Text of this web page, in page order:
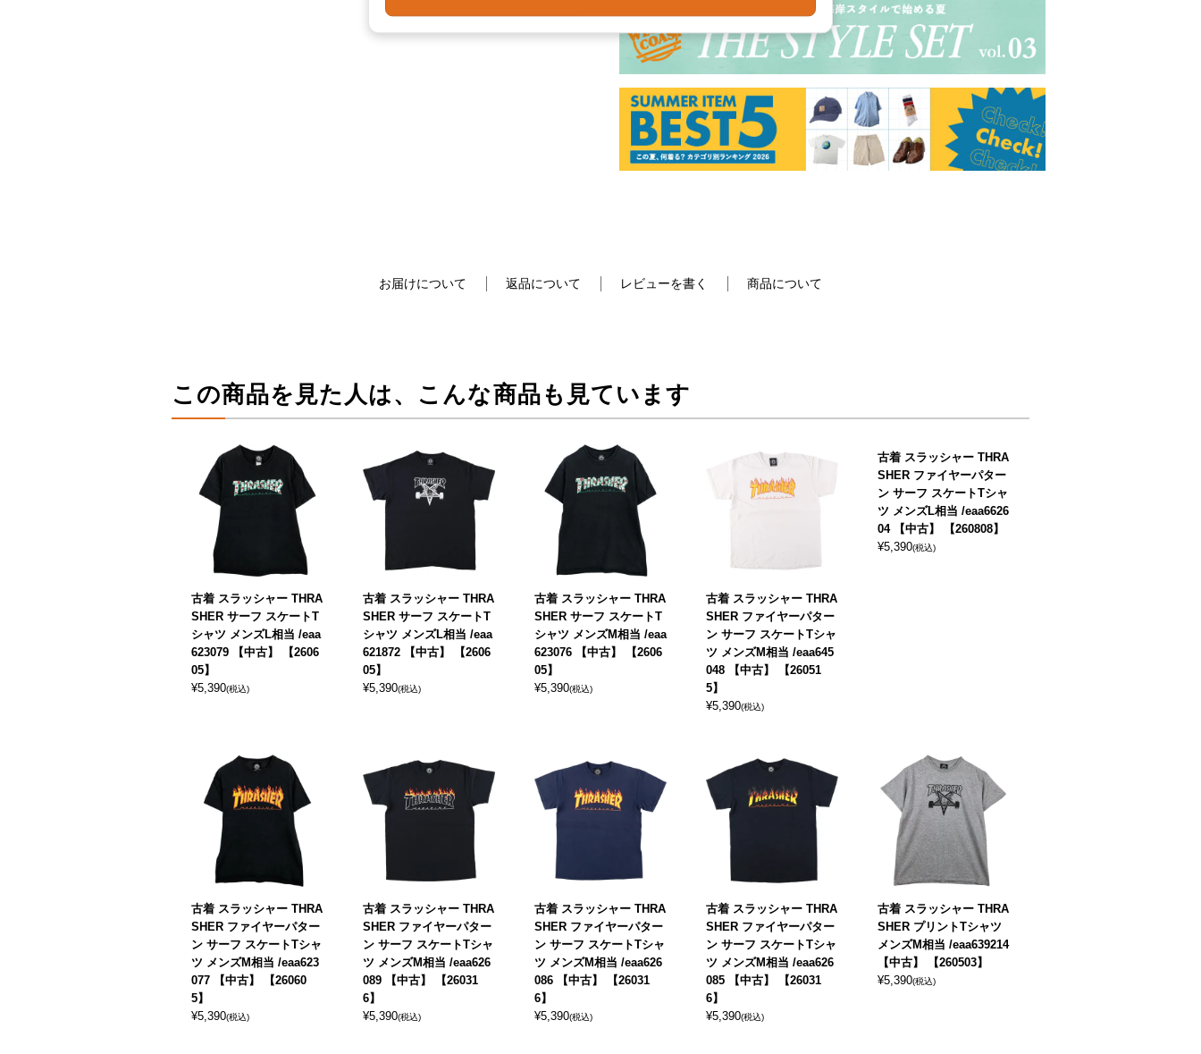
お届けについて 返品について レビューを書く 商品について
この商品を見た人は、こんな商品も見ています
古着 スラッシャー THRA
SHER サーフ スケートT
シャツ メンズL相当 /eaa
623079 【中古】 【2606
05】
¥5,390(税込)
古着 スラッシャー THRA
SHER サーフ スケートT
シャツ メンズL相当 /eaa
621872 【中古】 【2606
05】
¥5,390(税込)
古着 スラッシャー THRA
SHER サーフ スケートT
シャツ メンズM相当 /eaa
623076 【中古】 【2606
05】
¥5,390(税込)
古着 スラッシャー THRA
SHER ファイヤーパター
ン サーフ スケートTシャ
ツ メンズM相当 /eaa645
048 【中古】 【26051
5】
¥5,390(税込)
古着 スラッシャー THRA
SHER ファイヤーパター
ン サーフ スケートTシャ
ツ メンズL相当 /eaa6626
04 【中古】 【260808】
¥5,390(税込)
古着 スラッシャー THRA
SHER ファイヤーパター
ン サーフ スケートTシャ
ツ メンズM相当 /eaa623
077 【中古】 【26060
5】
¥5,390(税込)
古着 スラッシャー THRA
SHER ファイヤーパター
ン サーフ スケートTシャ
ツ メンズM相当 /eaa626
089 【中古】 【26031
6】
¥5,390(税込)
古着 スラッシャー THRA
SHER ファイヤーパター
ン サーフ スケートTシャ
ツ メンズM相当 /eaa626
086 【中古】 【26031
6】
¥5,390(税込)
古着 スラッシャー THRA
SHER ファイヤーパター
ン サーフ スケートTシャ
ツ メンズM相当 /eaa626
085 【中古】 【26031
6】
¥5,390(税込)
古着 スラッシャー THRA
SHER プリントTシャツ
メンズM相当 /eaa639214
【中古】 【260503】
¥5,390(税込)